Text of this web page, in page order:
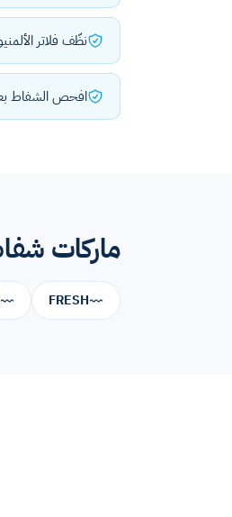
نظّف فلاتر
افحص الشفاط
ماركات
FRESH